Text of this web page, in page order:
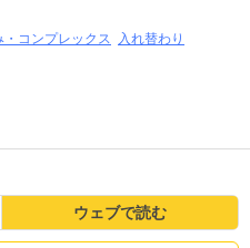
・コンプレックス
入れ替わり
ウェブで読む